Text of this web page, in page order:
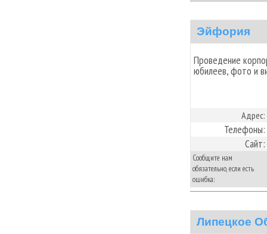
Эйфория
Проведение
юбилеев, фото и
Адрес:
Телефоны:
Сайт:
Сообщите нам
обязательно, если есть
ошибка:
Липецкое